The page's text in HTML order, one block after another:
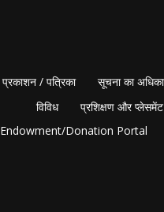
प्रकाशन / पत्रिका सूचना का
विविध
प्रशिक्षण और प्लेसमेंट
Endowment/Donation Portal